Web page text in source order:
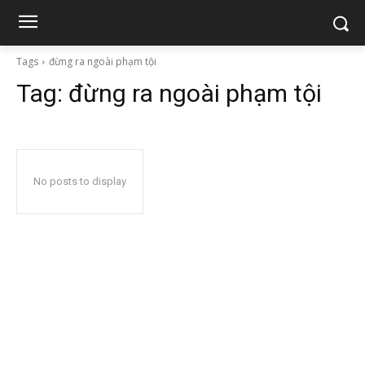
Tags đừng ra ngoài phạm tội
Tag: đừng ra ngoài phạm tội
No posts to display